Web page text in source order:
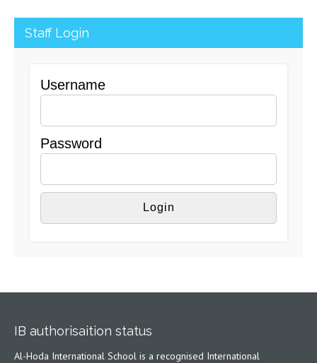
Staff Login
Username
Password
IB authorisaition status
Al-Hoda International School is a recognised International